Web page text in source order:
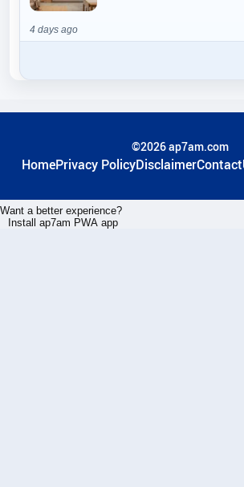
4 days ago
©2026 ap7am.com
HomePrivacy PolicyDisclaimer
Want a better experience?
Install ap7am PWA app